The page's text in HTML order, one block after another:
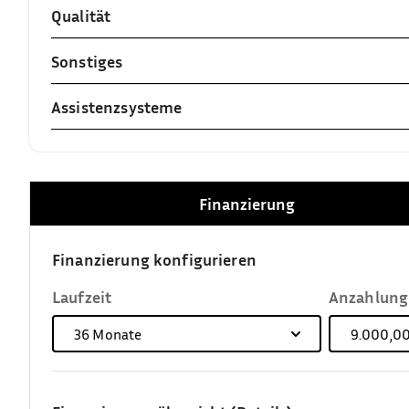
Qualität
Sonstiges
Assistenzsysteme
Finanzierung
Finanzierung konfigurieren
Laufzeit
36 Monate
Anzahlung